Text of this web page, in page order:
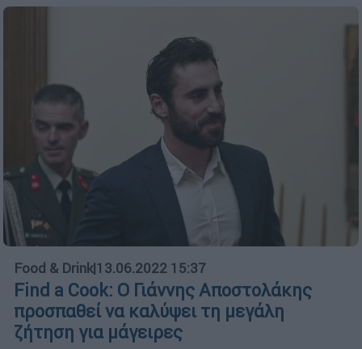
Food & Drink|13.06.2022 15:37
Find a Cook: Ο Γιάννης Αποστολάκης
προσπαθεί να καλύψει τη μεγάλη
ζήτηση για μάγειρες